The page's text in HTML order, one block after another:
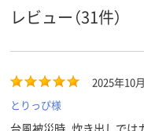
レビュー（31件）
2025年10
とりっぴ様